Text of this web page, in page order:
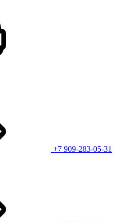
+7 909-283-05-31